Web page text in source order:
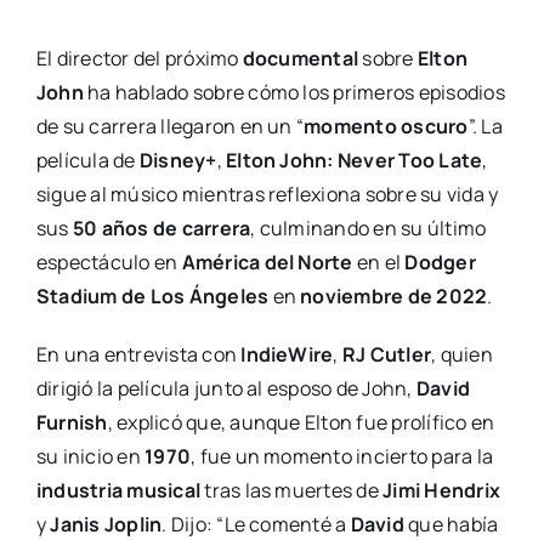
El director del próximodocumentalsobre Elton
John ha hablado sobre cómo los primeros episodios
de su carrera llegaron en un “momento oscuro”. La
película de Disney+, Elton John: Never Too Late,
sigue al músico mientras reflexiona sobre su vida y
sus 50 años de carrera, culminando en su último
espectáculo en América del Norte en el Dodger
Stadium de Los Ángeles en noviembre de 2022.
En una entrevista con IndieWire, RJ Cutler, quien
dirigió la película junto al esposo de John, David
Furnish, explicó que, aunque Elton fue prolífico en
su inicio en 1970, fue un momento incierto para la
industria musicaltras las muertes deJimi Hendrix
yJanis Joplin. Dijo: “Le comenté a Davidque había